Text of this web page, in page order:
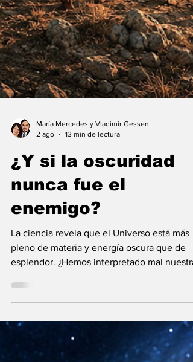
2 ago
13 min de lectura
¿Y si la oscuridad
nunca fue el
enemigo?
La ciencia revela que el Universo está más
pleno de materia y energía oscura que de
esplendor. ¿Hemos interpretado mal
diferencias?